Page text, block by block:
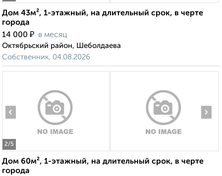
Дом 43м², 1-этажный, на длительный срок, в черте
города
14 000 ₽ в месяц
Октябрьский район, Шеболдаева
Собственник, 04.08.2026
2/5
‹ ›
Дом 60м², 1-этажный, на длительный срок, в черте
города